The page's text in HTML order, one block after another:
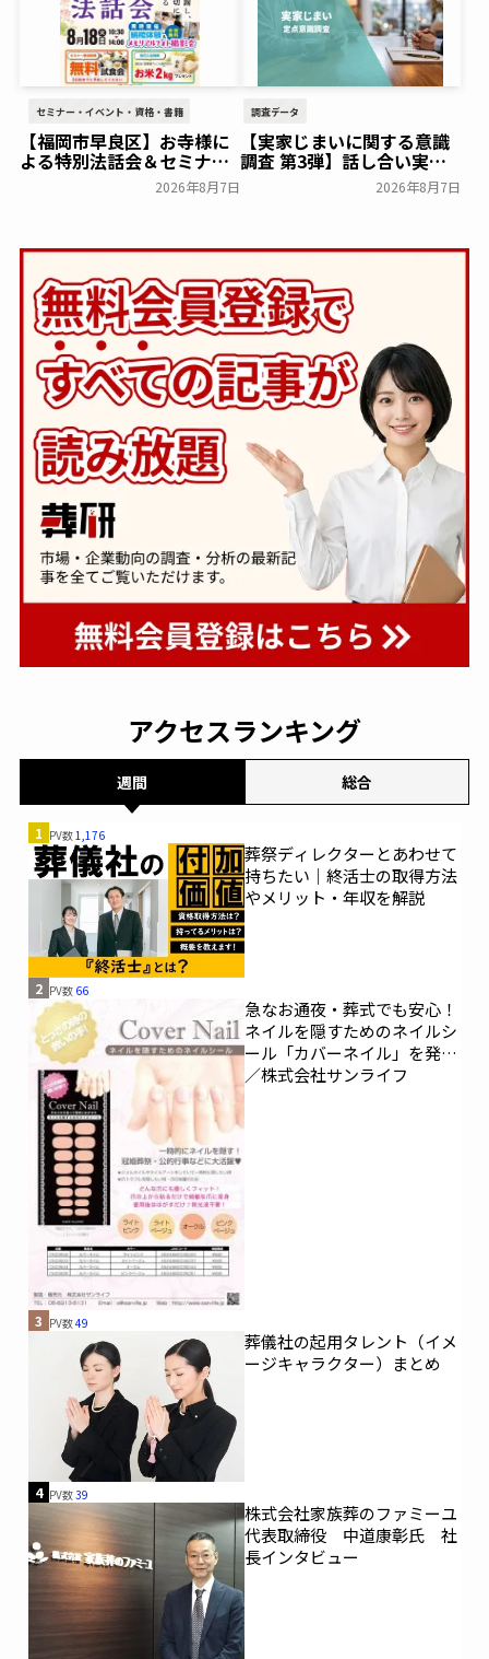
セミナー・イベント・資格・書籍
【福岡市早良区】お寺様に
よる特別法話会＆セミナー
特典「無料試食会」を8月
18日(月)にシティホール飯
2026年8月7日
調査データ
【実家じまいに関する意識
調査 第3弾】話し合い実施
率は29.5％で前回から低
下。「大相続時代」でも家
2026年8月7日
アクセスランキング
週間 総合
1 PV数1,176
葬祭ディレクターとあわせて
持ちたい｜終活士の取得方法
やメリット・年収を解説
2 PV数 66
急なお通夜・葬式でも安心！
ネイルを隠すためのネイルシ
ール「カバーネイル」を発売
／株式会社サンライフ
3 PV数49
葬儀社の起用タレント（イメ
ージキャラクター）まとめ
4 PV数39
株式会社家族葬のファミーユ
代表取締役 中道康彰氏 社
長インタビュー